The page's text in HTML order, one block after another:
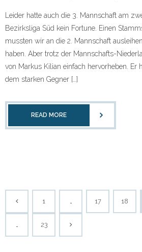
Leider hatte auch die 3. Mannschaft am
Bezirksliga Süd kein Fortune. Einen
mussten wir an die 2. Mannschaft
haben. Aber trotz der Mannschafts-
von Markus Kilian einfach hervorheben. Er
dem starken Gegner […]
READ MORE
1 … 17 18
… 23